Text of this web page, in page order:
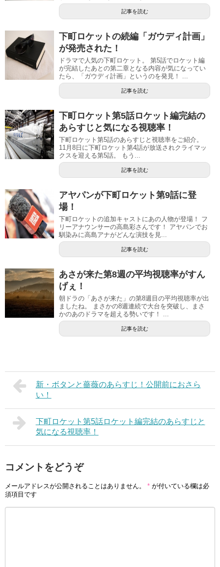
記事を読む
下町ロケットの続編「ガウディ計画」
が発売された！
ドラマで人気の下町ロケット。 第5話でロケット編
が完結したあとの第二章となる内容が気になってい
たら、「ガウディ計画」というのを発見！ ...
記事を読む
下町ロケット第5話ロケット編完結の
あらすじと気になる視聴率！
下町ロケット第5話のあらすじと視聴率をご紹介。
11月8日に下町ロケット第4話が放送されクライマッ
クスを迎える第5話。 もう...
記事を読む
アヤパンが下町ロケット第9話に登
場！
下町ロケットの追加キャストにあの人物が登場！ フ
リーアナウンサーの高島彩さんです！ アヤパンでお
馴染みに高島アナがどんな演技を見...
記事を読む
あさが来た第8週の平均視聴率がすん
げぇ！
朝ドラの「あさが来た」の第8週目の平均視聴率が出
ましたね。 まさかの8週連続で大台を突破し、まさ
かのあのドラマを超える勢いです！ ...
記事を読む
新・ボタンと薔薇のあらすじ！公開前におさら
い！
下町ロケット第5話ロケット編完結のあらすじと
気になる視聴率！
コメントをどうぞ
メールアドレスが公開されることはありません。 * が付いている欄は必
須項目です